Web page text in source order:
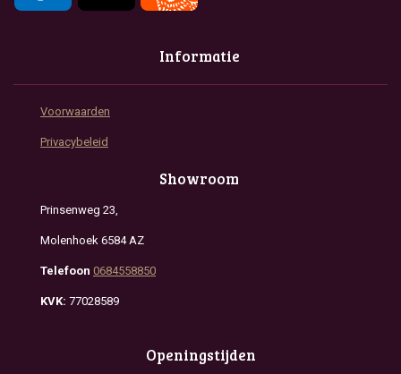
Informatie
Voorwaarden
Privacybeleid
Showroom
Prinsenweg 23,
Molenhoek 6584 AZ
Telefoon 0684558850
KVK: 77028589
Openingstijden